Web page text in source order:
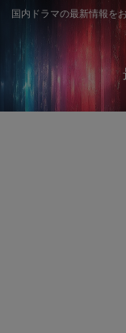
国内ドラマの最新情報を